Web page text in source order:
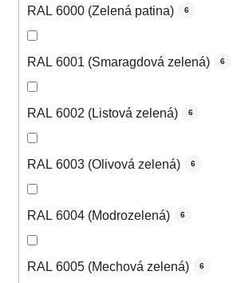
RAL 6000 (Zelená patina) 6
RAL 6001 (Smaragdová zelená) 6
RAL 6002 (Listová zelená) 6
RAL 6003 (Olivová zelená) 6
RAL 6004 (Modrozelená) 6
RAL 6005 (Mechová zelená) 6